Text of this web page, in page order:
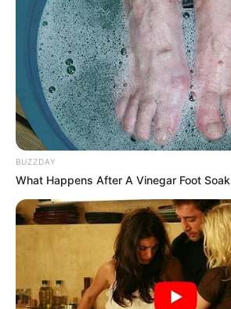
BUZZDAY
What Happens After A Vinegar Foot Soak